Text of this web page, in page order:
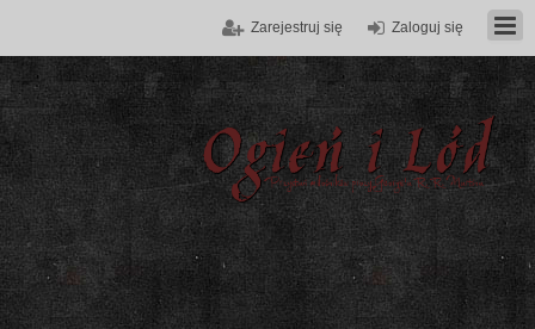
Zaloguj się
Zarejestruj się